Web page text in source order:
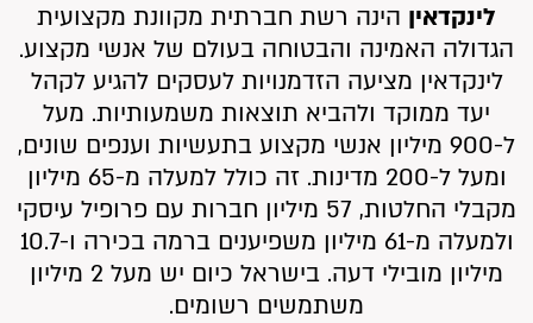
לינקדאין הינה רשת חברתית מקוונת מקצועית
הגדולה האמינה והבטוחה בעולם של אנשי מקצוע.
לינקדאין מציעה הזדמנויות לעסקים להגיע לקהל
יעד ממוקד ולהביא תוצאות משמעותיות. מעל
ל-900 מיליון אנשי מקצוע בתעשיות וענפים שונים,
ומעל ל-200 מדינות.
זה כולל למעלה מ-65 מיליון
מקבלי החלטות, 57 מיליון חברות עם פרופיל עיסקי
ולמעלה מ-61 מיליון משפיענים ברמה בכירה ו-10.7
מיליון מובילי דעה.
בישראל כיום יש מעל 2 מיליון
משתמשים רשומים.